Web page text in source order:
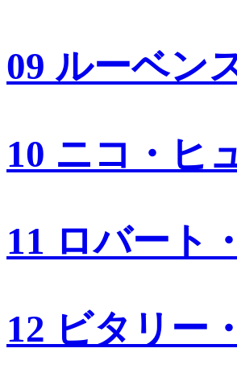
09 ルーベン
10 ニコ・ヒ
11 ロバート
12 ビタリー